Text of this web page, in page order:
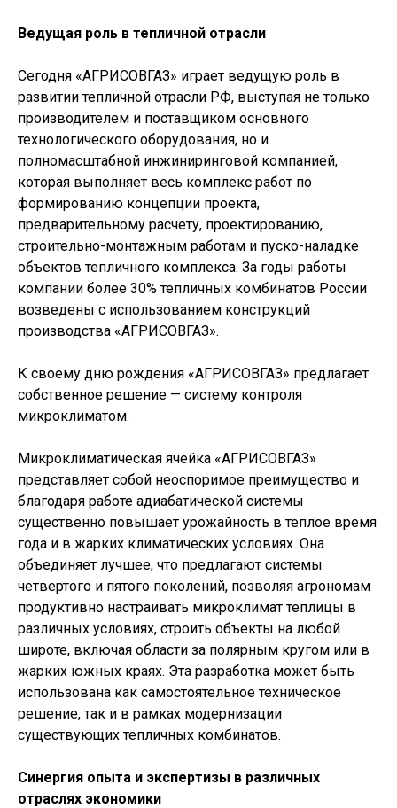
Ведущая роль в тепличной отрасли
Сегодня «АГРИСОВГАЗ» играет ведущую роль в
развитии тепличной отрасли РФ, выступая не только
производителем и поставщиком основного
технологического оборудования, но и
полномасштабной инжиниринговой компанией,
которая выполняет весь комплекс работ по
формированию концепции проекта,
предварительному расчету, проектированию,
строительно-монтажным работам и пуско-наладке
объектов тепличного комплекса. За годы работы
компании более 30% тепличных комбинатов России
возведены с использованием конструкций
производства «АГРИСОВГАЗ».
К своему дню рождения «АГРИСОВГАЗ» предлагает
собственное решение — систему контроля
микроклиматом.
Микроклиматическая ячейка «АГРИСОВГАЗ»
представляет собой неоспоримое преимущество и
благодаря работе адиабатической системы
существенно повышает урожайность в теплое время
года и в жарких климатических условиях. Она
объединяет лучшее, что предлагают системы
четвертого и пятого поколений, позволяя агрономам
продуктивно настраивать микроклимат теплицы в
различных условиях, строить объекты на любой
широте, включая области за полярным кругом или в
жарких южных краях. Эта разработка может быть
использована как самостоятельное техническое
решение, так и в рамках модернизации
существующих тепличных комбинатов.
Синергия опыта и экспертизы в различных
отраслях экономики